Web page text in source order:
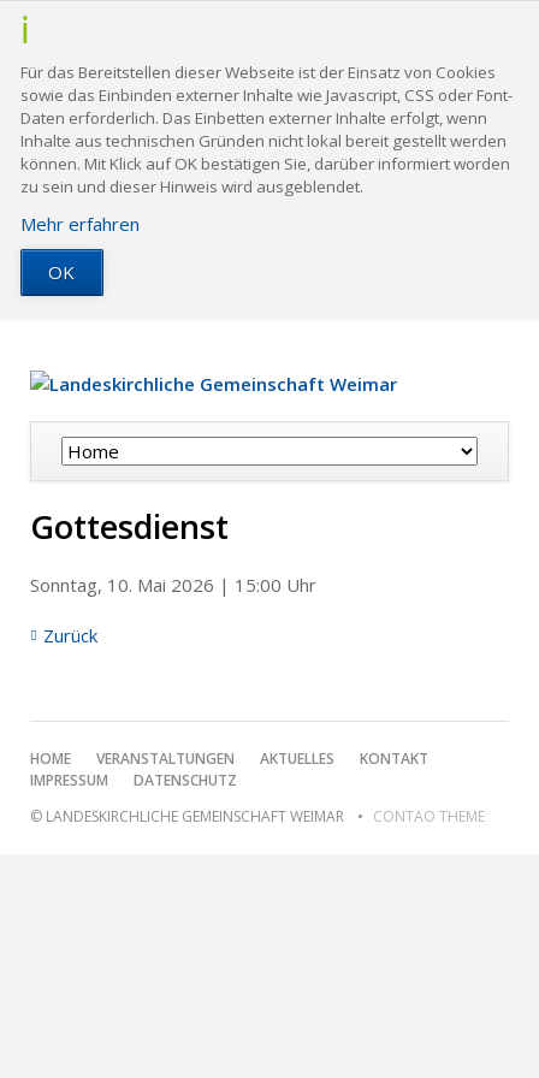
Für das Bereitstellen dieser Webseite ist der Einsatz von Cookies
sowie das Einbinden externer Inhalte wie Javascript, CSS oder Font-
Daten erforderlich. Das Einbetten externer Inhalte erfolgt, wenn
Inhalte aus technischen Gründen nicht lokal bereit gestellt werden
können. Mit Klick auf OK bestätigen Sie, darüber informiert worden
zu sein und dieser Hinweis wird ausgeblendet.
Mehr erfahren
OK
Navigation
Gottesdienst
Sonntag, 10. Mai 2026 | 15:00 Uhr
Zurück
NAVIGATION
ÜBERSPRINGEN
HOME VERANSTALTUNGEN AKTUELLES
KONTAKT
IMPRESSUM
DATENSCHUTZ
© LANDESKIRCHLICHE GEMEINSCHAFT WEIMAR
CONTAO THEME